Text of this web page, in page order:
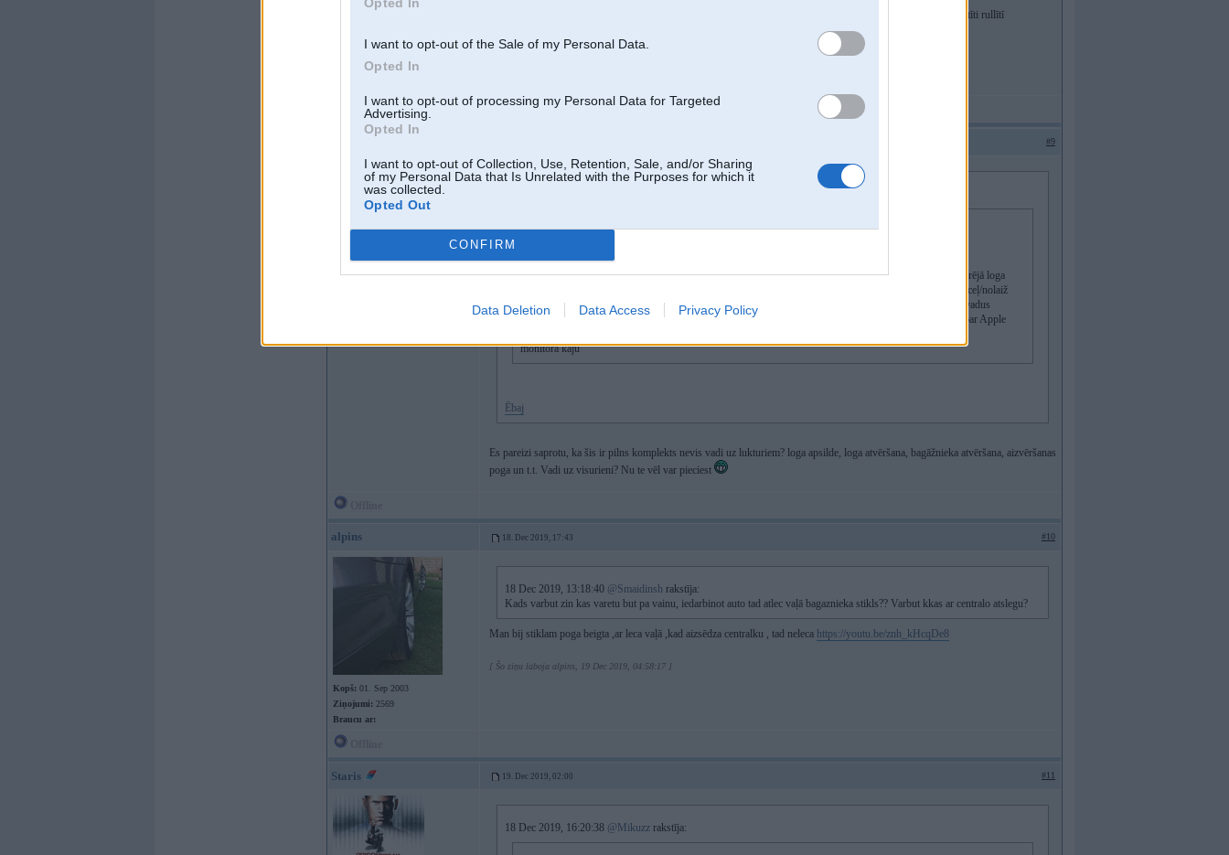
I want to opt-out of the Sale of my Personal Data.
Opted In
I want to opt-out of processing my Personal Data for Targeted
Advertising.
Opted In
I want to opt-out of Collection, Use, Retention, Sale, and/or Sharing
of my Personal Data that Is Unrelated with the Purposes for which it
was collected.
Opted Out
CONFIRM
Data Deletion Data Access Privacy Policy
P.S ir gadījies redzēt, ka uz aizmugures lukturiem vilkts parastais sazemējuma vads no 4 gabaliem un 2 metri satīti rullītī
Offline
#9
Ventspils
Ziņojumi:30616
18 Dec 2019, 14:17:35@Starisrakstīja:
700e par neizturīgiem vadiem? Tur vadības bloks kāds bij iekļauts?
Man pazuda pirms gada elektrība vienam miglas lukturim. To sataisīju. Konstatēju pēc laika, ka aizmugurējā loga
apsilde nerukā. To sataisīju. Tagad konstatēju, ka stiklu nevaru pacelt pēc automašīnas atslēgšanas. Ja paceļ/nolaiž
bagāžnieku, tad stikls rukā. Kā aizslēdz mašīnu un pēc pusstundas atslēdz - nekas nerukā vairs. Gribas vadus
pārvilkt nevis labot vienu un netīšām sabojāt citu. Bet nu 700e par to vadu kūli liekas trakāk nekā 900e par Apple
monitora kāju
Ēbaj
Es pareizi saprotu, ka šis ir pilns komplekts nevis vadi uz lukturiem? loga apsilde, loga atvēršana, bagāžnieka atvēršana, aizvēršanas
poga un t.t. Vadi uz visurieni? Nu te vēl var pieciest
alpins 18. Dec 2019, 17:43 #10
Kopš: 01. Sep 2003
Ziņojumi: 2569
Braucu ar:
18 Dec 2019, 13:18:40 @Smaidinsh rakstīja:
Kads varbut zin kas varetu but pa vainu, iedarbinot auto tad atlec vaļā bagaznieka stikls?? Varbut kkas ar centralo atslegu?
Man bij stiklam poga beigta ,ar leca vaļā ,kad aizsēdza centralku , tad neleca https://youtu.be/znh_kHcqDe8
[ Šo ziņu laboja alpins, 19 Dec 2019, 04:58:17 ]
Staris 19. Dec 2019, 02:00 #11
18 Dec 2019, 16:20:38 @Mikuzz rakstīja: